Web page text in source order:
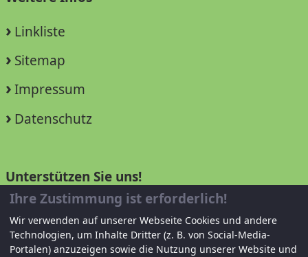
Linkliste
Sitemap
Impressum
Datenschutz
Unterstützen Sie uns!
Mitglied werden
Spenden und helfen
Ihre Zustimmung ist erforderlich!
Wir verwenden auf unserer Webseite Cookies und andere
Technologien, um Inhalte Dritter (z. B. von Social-Media-
Portalen) anzuzeigen sowie die Nutzung unserer Website und